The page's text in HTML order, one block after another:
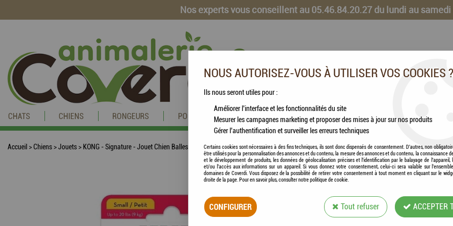
Nos experts vous conseillent au 05.46.84.20.27 du lundi au samedi
CHATS CHIENS RONGEURS POISSONS CHEVAUX VOLAILLES ANIMAUX DE LA FERME
Accueil >Chiens>Jouets> KONG - Signature - Jouet Chien Balles x2
KONG -
Soyez le premier à donner votre avis !
NOUS AUTORISEZ-VOUS À UTILISER VOS COOKIES ?
Ils nous seront utiles pour :
Améliorer l'interface et les fonctionnalités du site
Mesurer les campagnes marketing et proposer des mises à jour sur nos produits
Gérer l'authentification et surveiller les erreurs techniques
Certains cookies sont nécessaires à des fins techniques, ils sont donc dispensés de consentement. D'autres, non
être utilisés pour la personnalisation des annonces et du contenu, la mesure des annonces et du contenu, la connaissance
et le développement de produits, les données de géolocalisation précises et l'identification par le balayage de l'appareil,
et/ou l'accès aux informations sur un appareil. Si vous donnez votre consentement, celui-ci sera valable sur
domaines de Coverdi. Vous disposez de la possibilité de retirer votre consentement à tout moment en cliquant sur le
droite de la page. Pour en savoir plus, consulter notre politique de cookie.
CONFIGURER Tout refuser ACCEPTER